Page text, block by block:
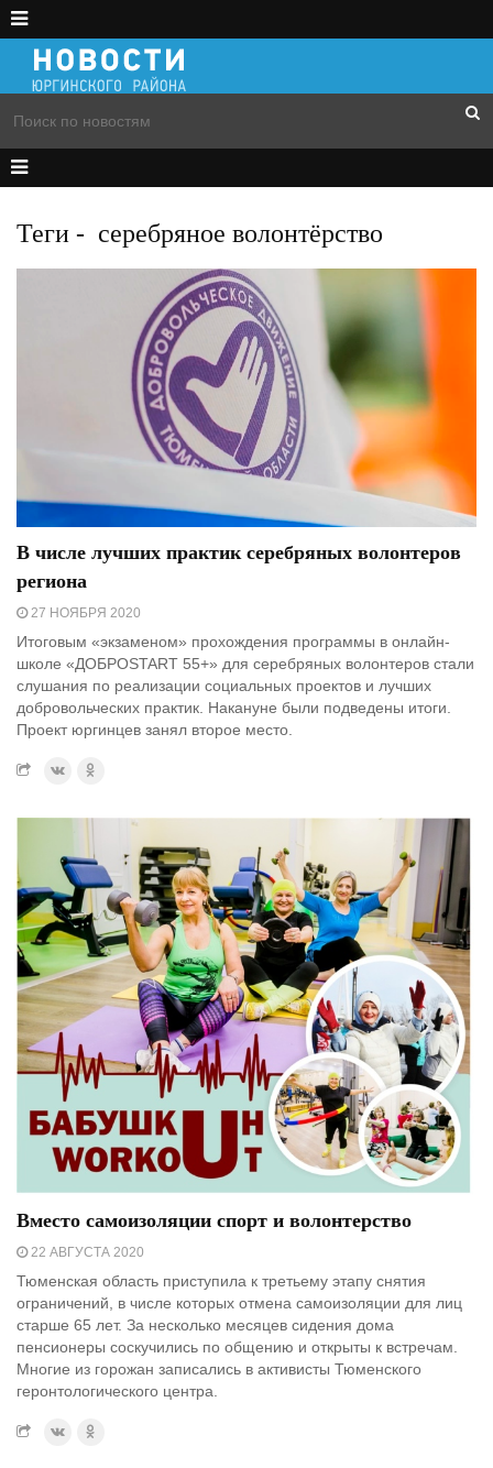
Теги - серебряное волонтёрство
В числе лучших практик серебряных волонтеров
региона
27 НОЯБРЯ 2020
Итоговым «экзаменом» прохождения программы в онлайн-
школе «ДОБРОSTART 55+» для серебряных волонтеров стали
слушания по реализации социальных проектов и лучших
добровольческих практик. Накануне были подведены итоги.
Проект юргинцев занял второе место.
Вместо самоизоляции спорт и волонтерство
22 АВГУСТА 2020
Тюменская область приступила к третьему этапу снятия
ограничений, в числе которых отмена самоизоляции для лиц
старше 65 лет. За несколько месяцев сидения дома
пенсионеры соскучились по общению и открыты к встречам.
Многие из горожан записались в активисты Тюменского
геронтологического центра.